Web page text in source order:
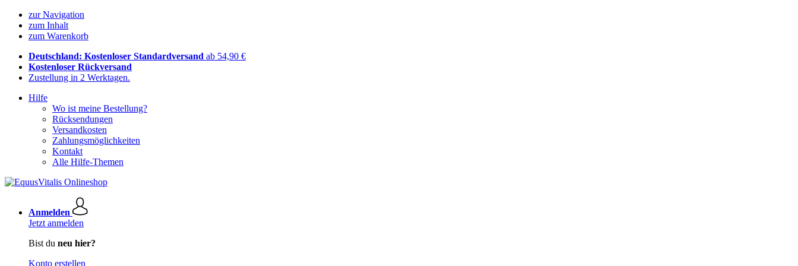
zur Navigation
zum Inhalt
zum Warenkorb
Deutschland: Kostenloser Standardversand ab 54,90 €
Kostenloser Rückversand
Zustellung in 2 Werktagen.
Hilfe
Wo ist meine Bestellung?
Rücksendungen
Versandkosten
Zahlungsmöglichkeiten
Kontakt
Alle Hilfe-Themen
Anmelden
Jetzt anmelden
Bist du neu hier?
Konto erstellen